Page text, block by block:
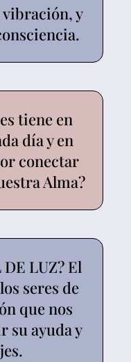
y
tiene en
día y en
conectar
Alma?
LUZ? El
seres de
que nos
su ayuda y